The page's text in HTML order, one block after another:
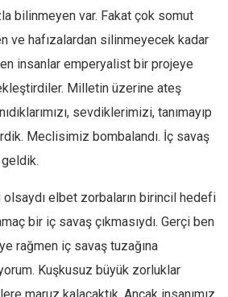
bilinmeyen var. Fakat çok somut
ve hafızalardan silinmeyecek kadar
insanlar emperyalist bir projeye
Milletin üzerine ateş
sevdiklerimizi, tanımayıp
Meclisimiz bombalandı. İç savaş
olsaydı elbet zorbaların birincil hedefi
bir iç savaş çıkmasıydı. Gerçi ben
rağmen iç savaş tuzağına
Kuşkusuz büyük zorluklar